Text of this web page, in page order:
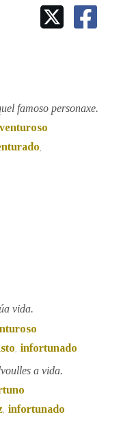
CORPORATIVA
ADALID
PALABRAS
famoso personaxe.
venturoso
,
vida.
infortunado
a vida.
infortunado